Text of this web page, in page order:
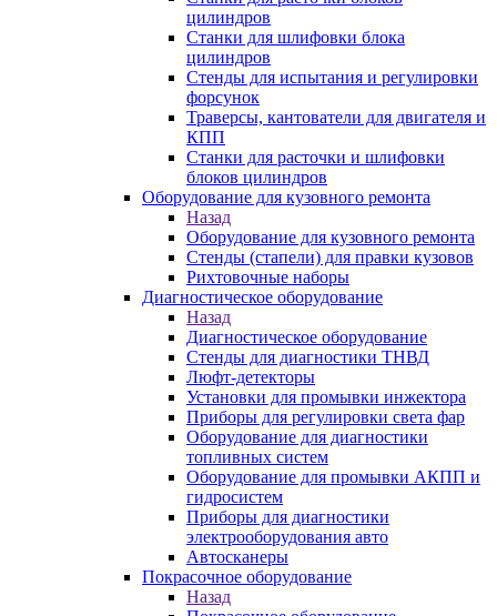
цилиндров
Станки для шлифовки блока
цилиндров
Стенды для испытания и регулировки
форсунок
Траверсы, кантователи для двигателя и
КПП
Станки для расточки и шлифовки
блоков цилиндров
Оборудование для кузовного ремонта
Назад
Оборудование для кузовного ремонта
Стенды (стапели) для правки кузовов
Рихтовочные наборы
Диагностическое оборудование
Назад
Диагностическое оборудование
Стенды для диагностики ТНВД
Люфт-детекторы
Установки для промывки инжектора
Приборы для регулировки света фар
Оборудование для диагностики
топливных систем
Оборудование для промывки АКПП и
гидросистем
Приборы для диагностики
электрооборудования авто
Автосканеры
Покрасочное оборудование
Назад